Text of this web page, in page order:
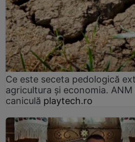
Ce este seceta pedologică
agricultura și economia.
caniculă playtech.ro